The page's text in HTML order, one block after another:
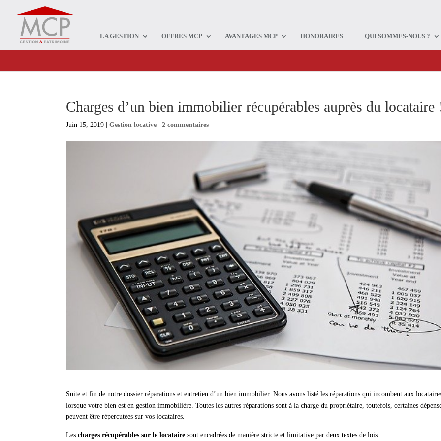
LA GESTION OFFRES MCP AVANTAGES MCP HONORAIRES QUI SOMMES-NOUS ?
Charges d’un bien immobilier récupérables auprès du locataire
Juin 15, 2019 |Gestion locative |2 commentaires
Suite et fin de notre dossier réparations et entretien d’un bien immobilier. Nous avons listé les réparations qui incombent aux
lorsque votre bien est en gestion immobilière. Toutes les autres réparations sont à la charge du propriétaire, toutefois, certaines
peuvent être répercutées sur vos locataires.
Lescharges récupérables sur le locataire sont encadrées de manière stricte et limitative par deux textes de lois.